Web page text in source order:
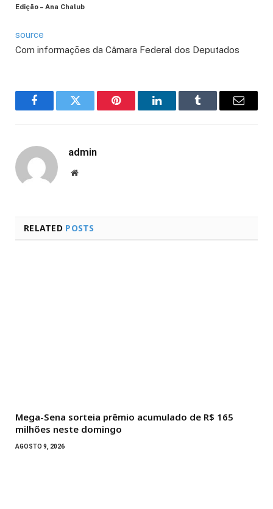
Edição – Ana Chalub
source
Com informações da Câmara Federal dos Deputados
FacebookTwitter Pinterest LinkedInTumblr Email
admin
Website
RELATED POSTS
Mega-Sena sorteia prêmio acumulado de R$ 165
milhões neste domingo
AGOSTO 9, 2026